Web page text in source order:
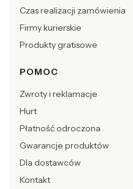
Czas realizacji zamówienia
Firmy kurierskie
Produkty gratisowe
POMOC
Zwroty i reklamacje
Hurt
Płatność odroczona
Gwarancje produktów
Dla dostawców
Kontakt